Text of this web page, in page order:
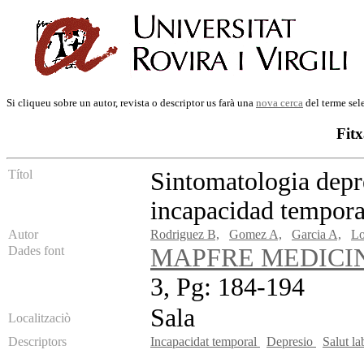
Si cliqueu sobre un autor, revista o descriptor us farà una nova cerca del terme
Títol
Sintomatologia
incapacidad
Autor Rodriguez B, Gomez A, Garcia A,
Dades font
MAPFRE
3, Pg: 184-194
Localitzaciò Sala
Descriptors Incapacidat temporal Depresio
Salut